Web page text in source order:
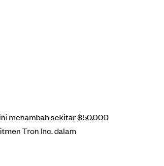
menambah sekitar $50.000
Tron Inc. dalam